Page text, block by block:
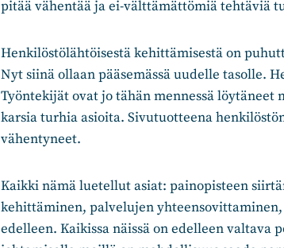
pitää vähentää ja ei-välttämättömiä tehtäviä
Henkilöstölähtöisestä kehittämisestä on
Nyt siinä ollaan pääsemässä uudelle tasolle.
Työntekijät ovat jo tähän mennessä
karsia turhia asioita. Sivutuotteena
vähentyneet.
Kaikki nämä luetellut asiat: painopisteen
kehittäminen, palvelujen
edelleen. Kaikissa näissä on edelleen